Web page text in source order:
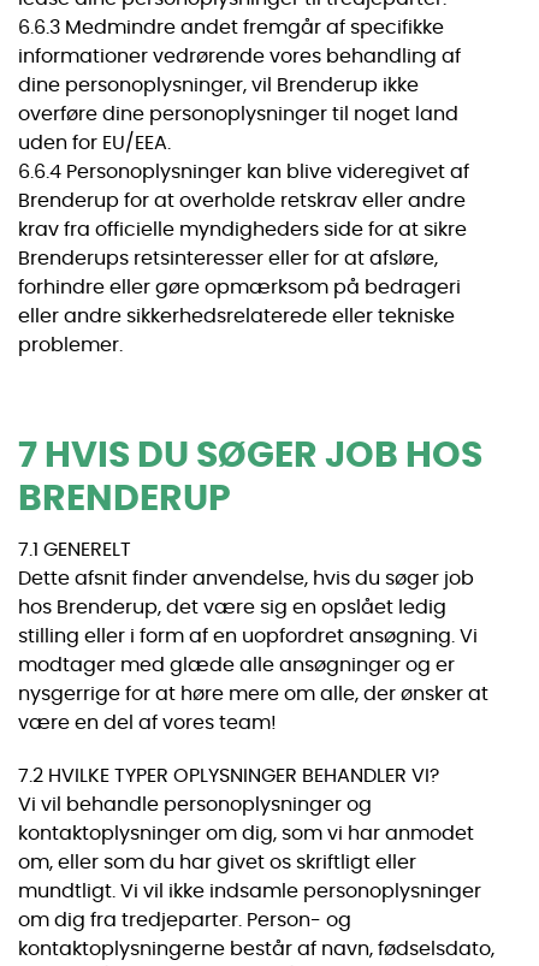
6.6.3 Medmindre andet fremgår af specifikke
informationer vedrørende vores behandling af
dine personoplysninger, vil Brenderup ikke
overføre dine personoplysninger til noget land
uden for EU/EEA.
6.6.4 Personoplysninger kan blive videregivet af
Brenderup for at overholde retskrav eller andre
krav fra officielle myndigheders side for at sikre
Brenderups retsinteresser eller for at afsløre,
forhindre eller gøre opmærksom på bedrageri
eller andre sikkerhedsrelaterede eller tekniske
problemer.
7 HVIS DU SØGER JOB HOS
BRENDERUP
7.1 GENERELT
Dette afsnit finder anvendelse, hvis du søger job
hos Brenderup, det være sig en opslået ledig
stilling eller i form af en uopfordret ansøgning. Vi
modtager med glæde alle ansøgninger og er
nysgerrige for at høre mere om alle, der ønsker at
være en del af vores team!
7.2 HVILKE TYPER OPLYSNINGER BEHANDLER VI?
Vi vil behandle personoplysninger og
kontaktoplysninger om dig, som vi har anmodet
om, eller som du har givet os skriftligt eller
mundtligt. Vi vil ikke indsamle personoplysninger
om dig fra tredjeparter. Person- og
kontaktoplysningerne består af navn, fødselsdato,